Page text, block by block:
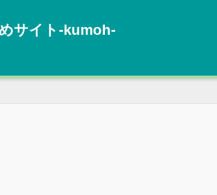
サイト‐kumoh‐